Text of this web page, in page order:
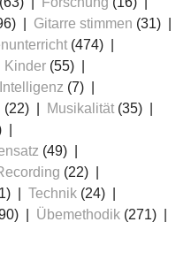
Gitarre stimmen (31)
(474)
Kinder (55)
(7)
(22) Musikalität(35)
(49)
(22)
Technik (24)
Übemethodik (271)